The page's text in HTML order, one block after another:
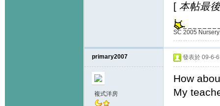
[ 本帖最
SC 2005
primary2007
複式洋房
發表於 09-6-
How
My